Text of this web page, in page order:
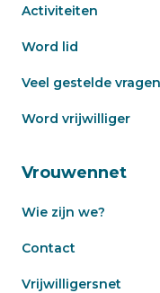
Activiteiten
Word lid
Veel gestelde vragen
Word vrijwilliger
Vrouwennet
Wie zijn we?
Contact
Vrijwilligersnet